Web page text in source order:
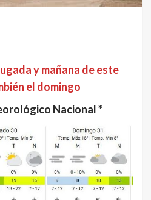
y mañana de este
el domingo
Nacional *